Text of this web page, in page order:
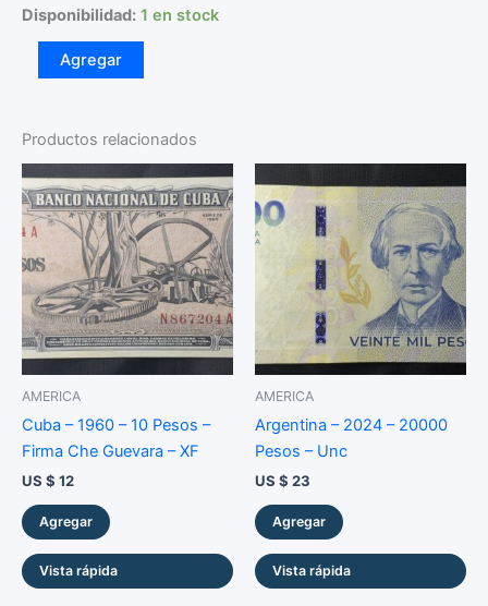
Disponibilidad: 1 en stock
Bolivia
20
Bolivianos
-
Unc
cantidad
Agregar
Productos relacionados
AMERICA
Cuba – 1960 – 10 Pesos –
Firma Che Guevara – XF
US $ 12
Agregar
Vista rápida
AMERICA
Argentina – 2024 – 20000
Pesos – Unc
US $ 23
Agregar
Vista rápida